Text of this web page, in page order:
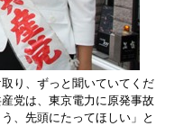
り、ずっと聞いていてくだ
党は、東京電力に原発事故
、先頭にたってほしい」と